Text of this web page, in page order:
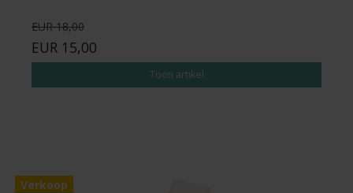
EUR 18,00
EUR 15,00
Toon artikel
Verkoop